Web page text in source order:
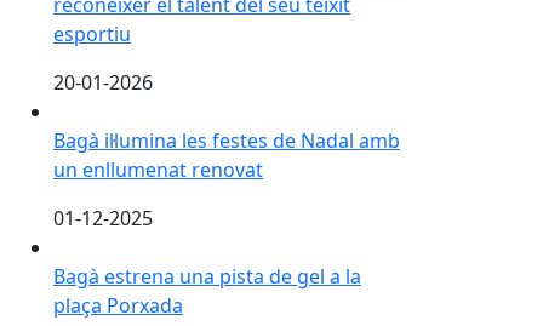
esportiu
20-01-2026
Bagà il·lumina les festes de Nadal amb
un enllumenat renovat
01-12-2025
Bagà estrena una pista de gel a la
plaça Porxada